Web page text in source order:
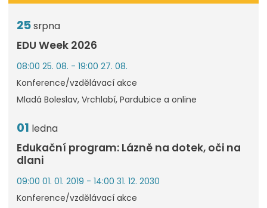
25srpna
EDU Week 2026
08:00 25. 08. - 19:00 27. 08.
Konference/vzdělávací akce
Mladá Boleslav, Vrchlabí, Pardubice a online
01 ledna
Edukační program: Lázně na dotek, oči na
dlani
09:00 01. 01. 2019 - 14:00 31. 12. 2030
Konference/vzdělávací akce